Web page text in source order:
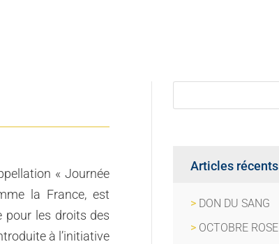
« Journée
la France, est
pour les droits des
à l’initiative
Articles récents
DON DU SANG
OCTOBRE ROSE